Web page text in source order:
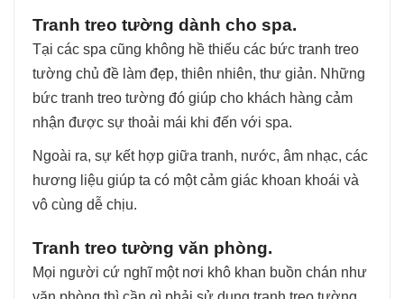
Tranh treo tường dành cho spa.
Tại các spa cũng không hề thiếu các bức tranh treo
tường chủ đề làm đẹp, thiên nhiên, thư giản. Những
bức tranh treo tường đó giúp cho khách hàng cảm
nhận được sự thoải mái khi đến với spa.
Ngoài ra, sự kết hợp giữa tranh, nước, âm nhạc, các
hương liệu giúp ta có một cảm giác khoan khoái và
vô cùng dễ chịu.
Tranh treo tường văn phòng.
Mọi người cứ nghĩ một nơi khô khan buồn chán như